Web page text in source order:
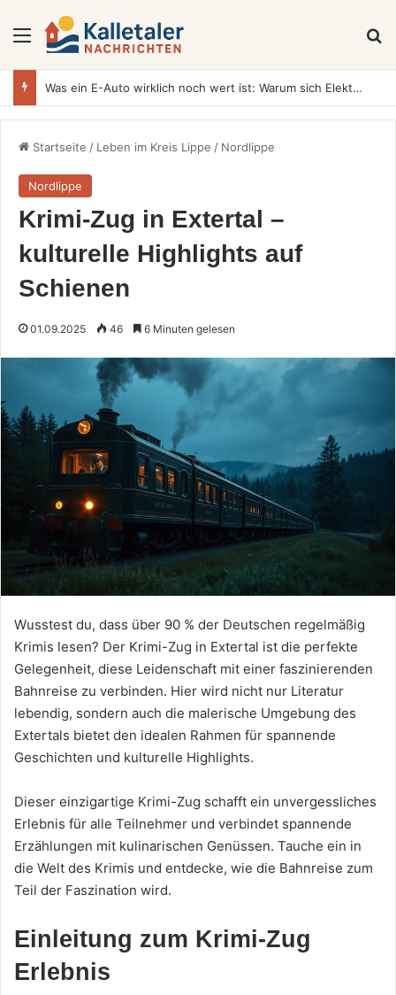
Menü
Was ein E-Auto wirklich noch wert ist: Warum sich Elektrofahrzeuge bei der Wertermittlung anders verhalten als Verbrenner
Startseite / Leben im Kreis Lippe / Nordlippe
Nordlippe
Krimi‑Zug in Extertal –
kulturelle Highlights auf
Schienen
01.09.2025 46 6 Minuten gelesen
Wusstest du, dass über 90 % der Deutschen regelmäßig
Krimis lesen? Der Krimi-Zug in Extertal ist die perfekte
Gelegenheit, diese Leidenschaft mit einer faszinierenden
Bahnreise zu verbinden. Hier wird nicht nur Literatur
lebendig, sondern auch die malerische Umgebung des
Extertals bietet den idealen Rahmen für spannende
Geschichten und kulturelle Highlights.
Dieser einzigartige Krimi-Zug schafft ein unvergessliches
Erlebnis für alle Teilnehmer und verbindet spannende
Erzählungen mit kulinarischen Genüssen. Tauche ein in
die Welt des Krimis und entdecke, wie die Bahnreise zum
Teil der Faszination wird.
Einleitung zum Krimi-Zug
Erlebnis